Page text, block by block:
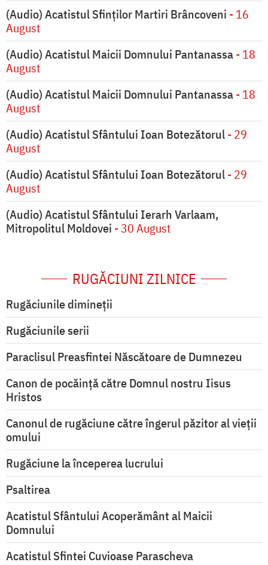
(Audio) Acatistul Sfinților Martiri Brâncoveni - 16
August
(Audio) Acatistul Maicii Domnului Pantanassa- 18
August
(Audio) Acatistul Maicii Domnului Pantanassa- 18
August
(Audio) Acatistul Sfântului Ioan Botezătorul- 29
August
(Audio) Acatistul Sfântului Ioan Botezătorul- 29
August
(Audio) Acatistul Sfântului Ierarh Varlaam,
Mitropolitul Moldovei - 30 August
RUGĂCIUNI ZILNICE
Rugăciunile dimineții
Rugăciunile serii
Paraclisul Preasfintei Născătoare de Dumnezeu
Canon de pocăință către Domnul nostru Iisus
Hristos
Canonul de rugăciune către îngerul păzitor al vieții
omului
Rugăciune la începerea lucrului
Psaltirea
Acatistul Sfântului Acoperământ al Maicii
Domnului
Acatistul Sfintei Cuvioase Parascheva